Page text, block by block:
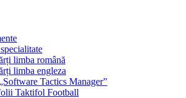
limba română
limba engleza
Tactics Manager”
Taktifol Football